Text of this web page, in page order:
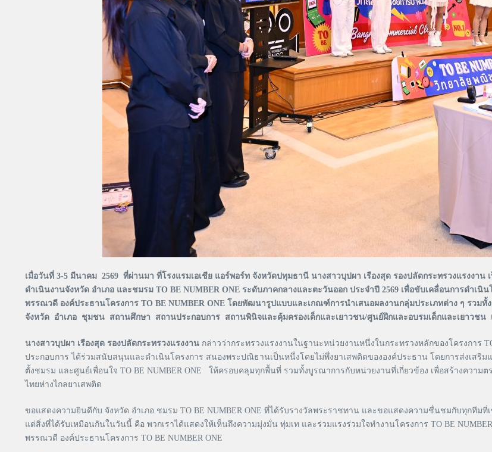
เมื่อวันที่ 3-5 มีนาคม 2569 ที่ผ่านมา ที่โรงแรมเอเชีย แอร์พอร์ท จังหวัดปทุมธานี นางสาวบุปผา เรืองสุด รองปลัดกระทรวงแรงงา
ดำเนินงานจังหวัด อำเภอ และชมรม TO BE NUMBER ONE ระดับภาคกลางและตะวันออก ประจำปี 2569 เพื่อขับเคลื่อนการด
พรรณวดี องค์ประธานโครงการ TO BE NUMBER ONE โดยพัฒนารูปแบบและเกณฑ์การนำเสนอผลงานกลุ่มประเภทต่าง ๆ รวม
จังหวัด อำเภอ ชุมชน สถานศึกษา สถานประกอบการ สถานพินิจและคุ้มครองเด็กและเยาวชน/ศูนย์ฝึกและอบรมเด็กและเยาวช
นางสาวบุปผา เรืองสุด รองปลัดกระทรวงแรงงาน กล่าวว่ากระทรวงแรงงานในฐานะหน่วยงานหนึ่งในกระทรวงหลักของโครงการ
ประกอบการ ได้ร่วมสนับสนุนและดำเนินโครงการ สนองพระปณิธานเป็นหนึ่งโดยไม่พึ่งยาเสพติดขององค์ประธาน โดยการส่งเสริม
ตั้งชมรม และศูนย์เพื่อนใจ TO BE NUMBER ONE ให้ครอบคลุมทุกพื้นที่ รวมทั้งบูรณาการกับหน่วยงานที่เกี่ยวข้อง เพื่อสร้างควา
ไทยห่างไกลยาเสพติด
ขอแสดงความยินดีกับ จังหวัด อำเภอ ชมรม TO BE NUMBER ONE ที่ได้รับรางวัลพระราชทาน และขอแสดงความชื่นชมกับทุกทีมที่
แต่สิ่งที่ได้รับเหมือนกันในวันนี้ คือ พวกเราได้แสดงให้เห็นถึงความมุ่งมั่น ทุ่มเท และร่วมแรงร่วมใจทำงานโครงการ TO BE
พรรณวดี องค์ประธานโครงการ TO BE NUMBER ONE